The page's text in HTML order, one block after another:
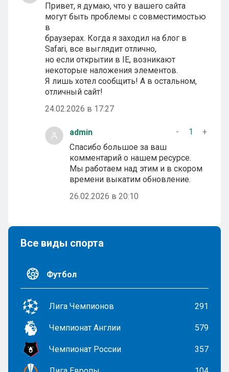
Привет, я думаю, что у вашего сайта
могут быть проблемы с совместимостью
в
браузерах. Когда я заходил на блог в
Safari, все выглядит отлично,
но если открытии в IE, возникают
некоторые наложения элементов.
Я лишь хотел сообщить! А в остальном,
отличный сайт!
24.02.2026 в 17:27
admin - 1
+
Спасибо большое за ваш
комментарий о нашем ресурсе.
Мы работаем над этим и в скором
времени выкатим обновление.
26.02.2026 в 20:10
Все виды спорта
Футбол
Лига Чемпионов 291
Чемпионат Англии 579
Чемпионат России 357